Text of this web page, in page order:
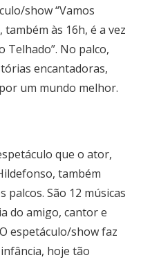
show “Vamos
também às 16h, é a vez
Telhado”. No palco,
encantadoras,
um mundo melhor.
que o ator,
também
palcos. São 12 músicas
do amigo, cantor e
espetáculo/show faz
hoje tão